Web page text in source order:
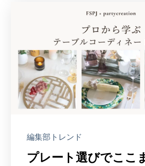
編集部トレンド
プレート選びでここ